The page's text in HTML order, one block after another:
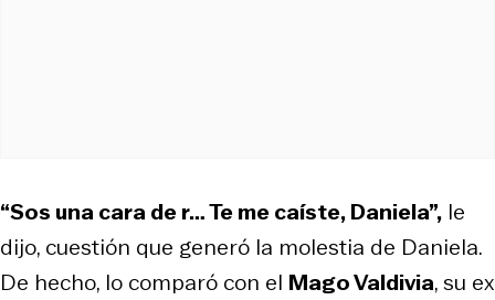
“Sos una cara de r… Te me caíste, Daniela”, le
dijo, cuestión que generó la molestia de Daniela.
De hecho, lo comparó con el Mago Valdivia, su ex